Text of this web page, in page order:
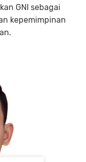
GNI sebagai
kepemimpinan